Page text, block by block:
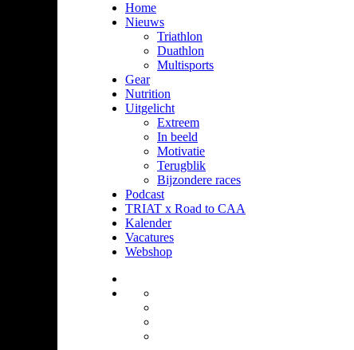
Home
Nieuws
Triathlon
Duathlon
Multisports
Gear
Nutrition
Uitgelicht
Extreem
In beeld
Motivatie
Terugblik
Bijzondere races
Podcast
TRIAT x Road to CAA
Kalender
Vacatures
Webshop